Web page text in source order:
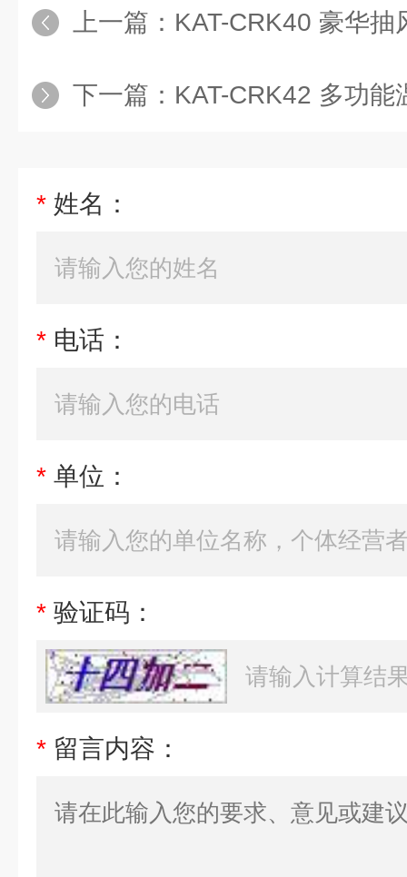
上一篇： KAT-CRK40 豪华抽风大型动物解
下一篇： KAT-CRK42 多功能温控动
* 姓名：
* 电话：
* 单位：
* 验证码：
* 留言内容：